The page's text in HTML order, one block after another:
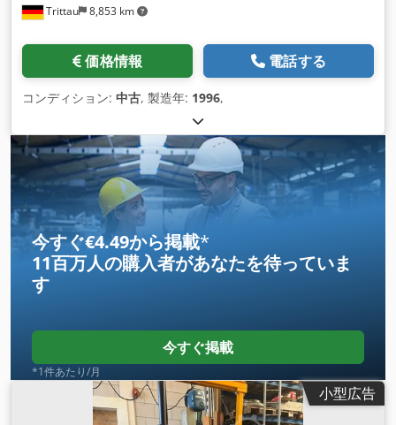
Trittau 8,853 km
価格情報 電話する
コンディション: 中古, 製造年: 1996,
今すぐ€4.49から掲載*
11百万人の購入者があなたを待っていま
す
今すぐ掲載
*1件あたり/月
小型広告